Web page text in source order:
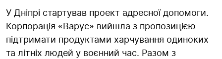
У Дніпрі стартував проект адресної допомоги.
Корпорація «Варус» вийшла з пропозицією
підтримати продуктами харчування одиноких
та літніх людей у воєнний час. Разом з